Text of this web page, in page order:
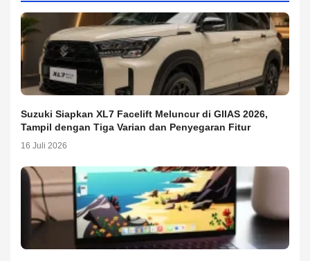
Suzuki Siapkan XL7 Facelift Meluncur di GIIAS 2026,
Tampil dengan Tiga Varian dan Penyegaran Fitur
16 Juli 2026